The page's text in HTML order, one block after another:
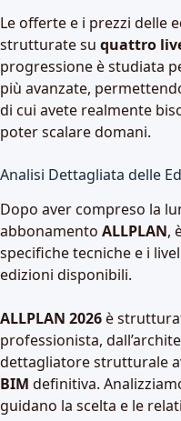
Le offerte e i prezzi delle
strutturate su quattro
progressione è studiata
più avanzate,
di cui avete realmente
poter scalare domani.
Analisi Dettagliata delle
Dopo aver compreso la
abbonamento ALLPLAN,
specifiche tecniche e i
edizioni disponibili.
ALLPLAN 2026è
professionista,
dettagliatore strutturale
BIM definitiva.
guidano la scelta e le